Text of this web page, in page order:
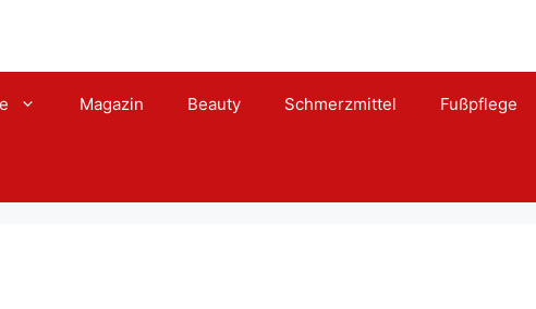
Magazin Beauty Schmerzmittel Fußpflege